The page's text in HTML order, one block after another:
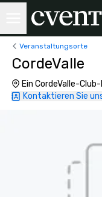
Veranstaltungsorte
CordeValle
Ein CordeValle-
Kontaktieren Sie